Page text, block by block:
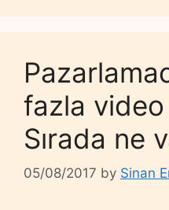
fazla
Sırada ne
05/08/2017 by Sinan